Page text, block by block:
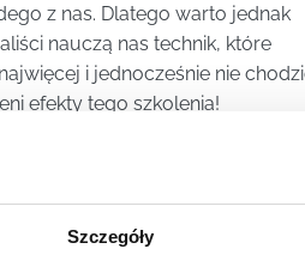
Szczegóły
z nas. Dlatego warto jednak
nauczą nas technik, które
i jednocześnie nie
efekty tego szkolenia!